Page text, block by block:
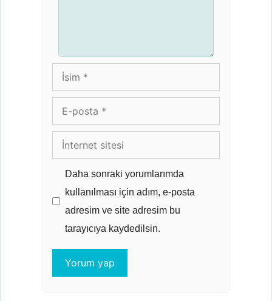
İsim
posta
İnternet
sitesi
Daha sonraki yorumlarımda
kullanılması için adım, e-posta
adresim ve site adresim bu
tarayıcıya kaydedilsin.